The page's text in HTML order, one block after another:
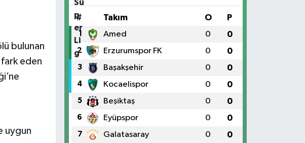
bulunan
eden
uygun
# Takım O P
1 Amed 0 0
2 Erzurumspor FK 0 0
3 Başakşehir 0 0
4 Kocaelispor 0 0
5 Beşiktaş 0 0
6 Eyüpspor 0 0
7 Galatasaray 0 0